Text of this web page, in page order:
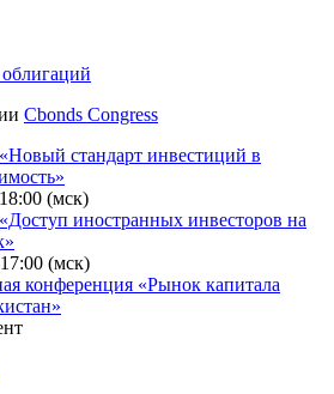
Cbonds Congress
стандарт инвестиций в
(мск)
иностранных инвесторов на
(мск)
конференция «Рынок капитала